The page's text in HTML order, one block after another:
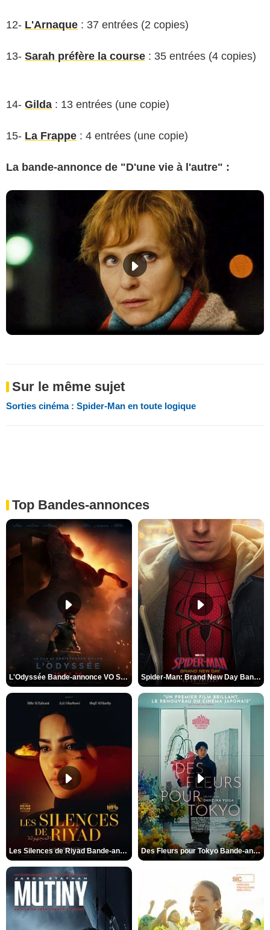
12- L'Arnaque : 37 entrées (2 copies)
13- Sarah préfère la course : 35 entrées (4 copies)
14- Gilda : 13 entrées (une copie)
15- La Frappe : 4 entrées (une copie)
La bande-annonce de "D'une vie à l'autre" :
Sur le même sujet
Sorties cinéma : Spider-Man en toute logique
Top Bandes-annonces
L'Odyssée Bande-annonce VO STFR Spider-Man: Brand New Day Bande-annonce VO STFR
Les Silences de Riyad Bande-annonce VO STFR Des Fleurs pour Tokyo Bande-annonce VO STFR